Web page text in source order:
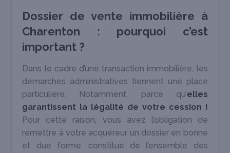
Dossier de vente immobilière à
Charenton : pourquoi c’est
important ?
Dans le cadre d’une transaction immobilière, les
démarches administratives tiennent une place
particulière. Notamment, parce qu’elles
garantissent la légalité de votre cession !
Pour cette raison, vous avez l’obligation de
remettre à votre acquéreur un dossier en bonne
et due forme, constitué de l’ensemble des